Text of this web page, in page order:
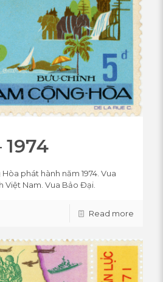
1974
phát hành năm 1974. Vua
Việt Nam. Vua Bảo Đại.
Read more